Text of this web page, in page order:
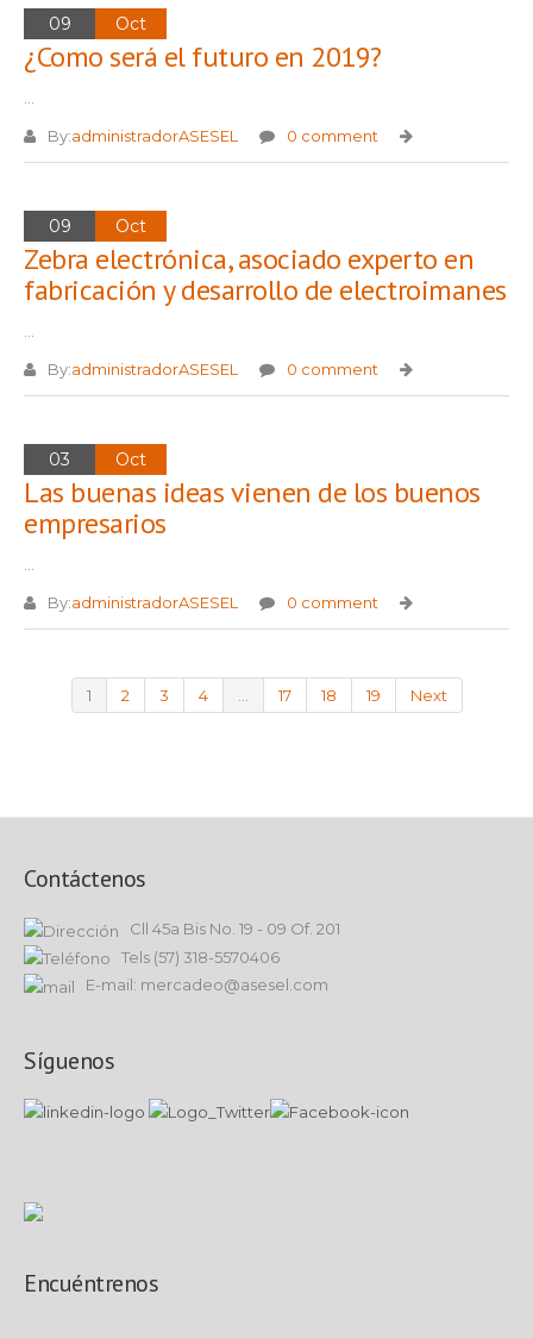
09 Oct
¿Como será el futuro en 2019?
By:administradorASESEL 0 comment
09 Oct
Zebra electrónica, asociado experto en
fabricación y desarrollo de electroimanes
By:administradorASESEL 0 comment
03 Oct
Las buenas ideas vienen de los buenos
empresarios
By:administradorASESEL 0 comment
1 2 3 4 17 18 19 Next
Contáctenos
Cll 45a Bis No. 19 - 09 Of. 201
Tels (57) 318-5570406
E-mail: mercadeo@asesel.com
Síguenos
Encuéntrenos